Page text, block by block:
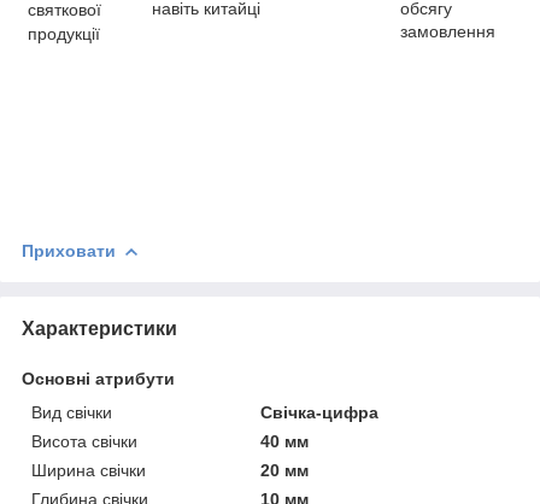
святкової
продукції
навіть китайці
обсягу
замовлення
Приховати
Характеристики
Основні атрибути
Вид свічки
Свічка-цифра
Висота свічки
40 мм
Ширина свічки
20 мм
Глибина свічки
10 мм